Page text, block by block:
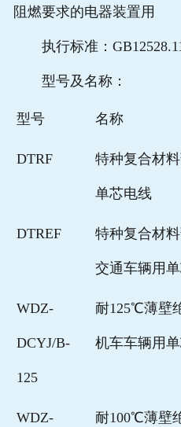
阻燃要求的电器装置用
执行标准：
型号及名称：
型号 名称
DTRF 特种复合材
单芯电线
DTREF 特种复合材
交通车辆用
WDZ-
DCYJ/B-
125
耐125℃薄壁
机车车辆用
WDZ- 耐100℃薄壁